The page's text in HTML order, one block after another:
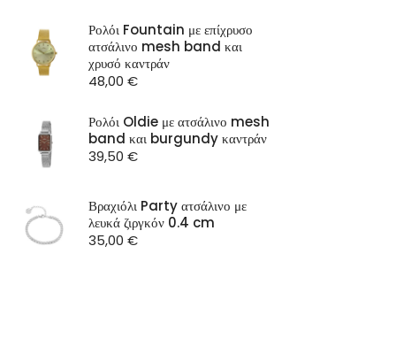
Ρολόι Fountain με επίχρυσο
ατσάλινο mesh band και
χρυσό καντράν
48,00 €
Ρολόι Oldie με ατσάλινο mesh
band και burgundy καντράν
39,50 €
Βραχιόλι Party ατσάλινο με
λευκά ζιργκόν 0.4 cm
35,00 €